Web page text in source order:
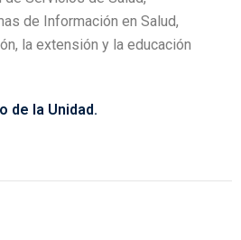
de Información en Salud,
la extensión y la educación
de la Unidad.